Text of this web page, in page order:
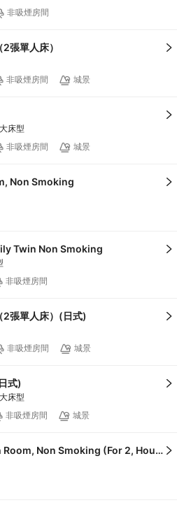
非吸煙房間
張單人床）
非吸煙房間 城景
床型
非吸煙房間 城景
Non Smoking
Twin Non Smoking
非吸煙房間
2張單人床）(日式)
非吸煙房間 城景
式)
床型
非吸煙房間 城景
Family Twin Room, Non Smoking (For 2, Housekeep once every 3 days)